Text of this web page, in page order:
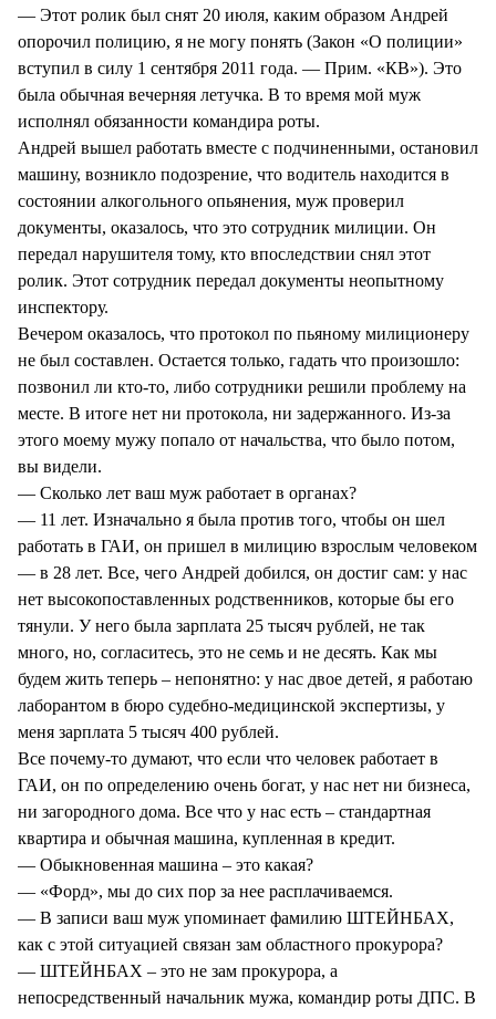
— Этот ролик был снят 20 июля, каким образом Андрей
опорочил полицию, я не могу понять (Закон «О полиции»
вступил в силу 1 сентября 2011 года. — Прим. «КВ»). Это
была обычная вечерняя летучка. В то время мой муж
исполнял обязанности командира роты.
Андрей вышел работать вместе с подчиненными, остановил
машину, возникло подозрение, что водитель находится в
состоянии алкогольного опьянения, муж проверил
документы, оказалось, что это сотрудник милиции. Он
передал нарушителя тому, кто впоследствии снял этот
ролик. Этот сотрудник передал документы неопытному
инспектору.
Вечером оказалось, что протокол по пьяному милиционеру
не был составлен. Остается только, гадать что произошло:
позвонил ли кто-то, либо сотрудники решили проблему на
месте. В итоге нет ни протокола, ни задержанного. Из-за
этого моему мужу попало от начальства, что было потом,
вы видели.
— Сколько лет ваш муж работает в органах?
— 11 лет. Изначально я была против того, чтобы он шел
работать в ГАИ, он пришел в милицию взрослым человеком
— в 28 лет. Все, чего Андрей добился, он достиг сам: у нас
нет высокопоставленных родственников, которые бы его
тянули. У него была зарплата 25 тысяч рублей, не так
много, но, согласитесь, это не семь и не десять. Как мы
будем жить теперь – непонятно: у нас двое детей, я работаю
лаборантом в бюро судебно-медицинской экспертизы, у
меня зарплата 5 тысяч 400 рублей.
Все почему-то думают, что если что человек работает в
ГАИ, он по определению очень богат, у нас нет ни бизнеса,
ни загородного дома. Все что у нас есть – стандартная
квартира и обычная машина, купленная в кредит.
— Обыкновенная машина – это какая?
— «Форд», мы до сих пор за нее расплачиваемся.
— В записи ваш муж упоминает фамилию ШТЕЙНБАХ,
как с этой ситуацией связан зам областного прокурора?
— ШТЕЙНБАХ – это не зам прокурора, а
непосредственный начальник мужа, командир роты ДПС. В